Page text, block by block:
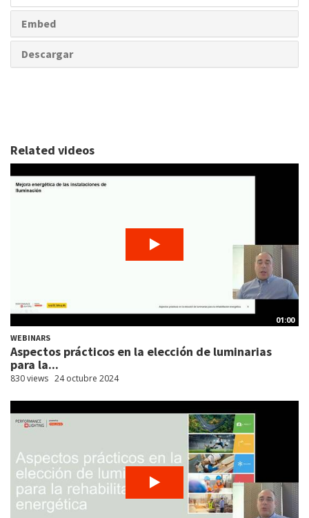
Embed
Descargar
Related videos
01:00
WEBINARS
Aspectos prácticos en la elección de luminarias
para la...
830 views 24 octubre 2024